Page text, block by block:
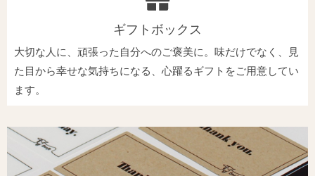
ギフトボックス
大切な人に、頑張った自分へのご褒美に。味だけでなく、見
た目から幸せな気持ちになる、心躍るギフトをご用意してい
ます。